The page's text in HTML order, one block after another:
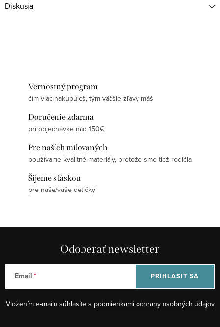
Diskusia
Vernostný program
čím viac nakupuješ, tým väčšie zľavy máš
Doručenie zdarma
pri objednávke nad 150€
Pre naších milovaných
používame kvalitné materiály, pretože sme tiež rodičia
Šijeme s láskou
pre naše/vaše detičky
Odoberať newsletter
Email
Vložením e-mailu súhlasíte s podmienkami ochrany osobných údajov
PRIHLÁSIŤ SA